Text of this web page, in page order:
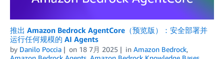
推出 Amazon Bedrock AgentCore（预览版）：安全部署并
运行任何规模的 AI Agents
by Danilo Poccia on 18 7月 2025 in Amazon Bedrock,